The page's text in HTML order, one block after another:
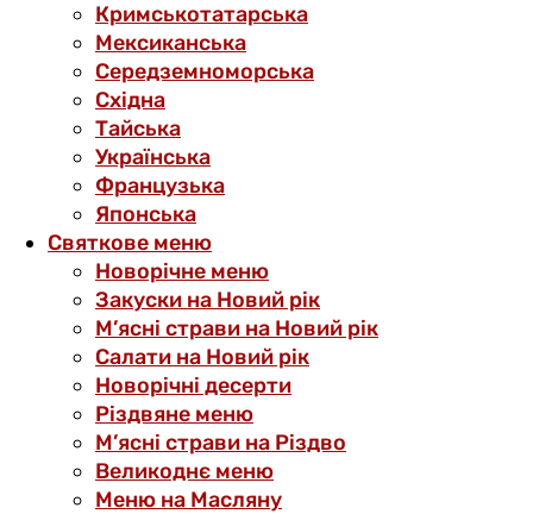
Кримськотатарська
Мексиканська
Середземноморська
Східна
Тайська
Українська
Французька
Японська
Святкове меню
Новорічне меню
Закуски на Новий рік
М’ясні страви на Новий рік
Салати на Новий рік
Новорічні десерти
Різдвяне меню
М’ясні страви на Різдво
Великоднє меню
Меню на Масляну